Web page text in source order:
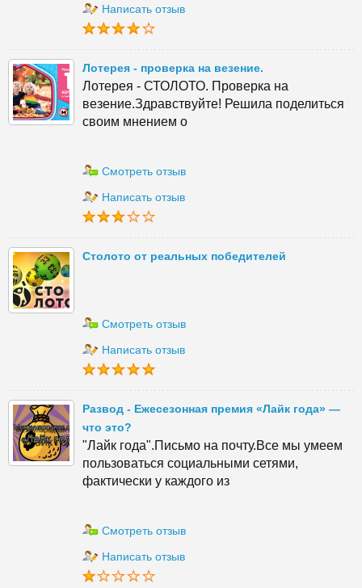
Написать отзыв
Лотерея - проверка на везение.
Лотерея - СТОЛОТО. Проверка на
везение.Здравствуйте! Решила поделиться
своим мнением о
Смотреть отзыв
Написать отзыв
Столото от реальных победителей
Смотреть отзыв
Написать отзыв
Развод - Ежесезонная премия «Лайк года» —
что это?
"Лайк года".Письмо на почту.Все мы умеем
пользоваться социальными сетями,
фактически у каждого из
Смотреть отзыв
Написать отзыв